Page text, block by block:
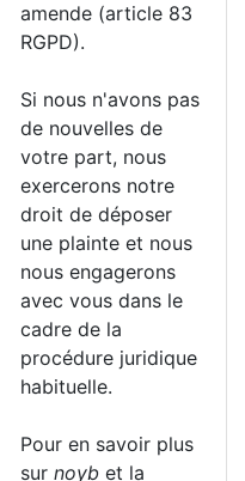
amende (article 83
RGPD).
Si nous n'avons pas
de nouvelles de
votre part, nous
exercerons notre
droit de déposer
une plainte et nous
nous engagerons
avec vous dans le
cadre de la
procédure juridique
habituelle.
Pour en savoir plus
sur noyb et la